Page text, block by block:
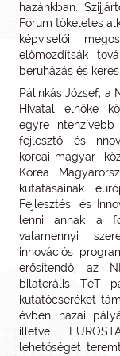
hazánkban.
Fórum tökéletes
képviselői
előmozdítsák
beruházás és
Pálinkás József, a
Hivatal elnöke
egyre
fejlesztői és
koreai-magyar
Korea
kutatásainak
Fejlesztési és
lenni annak a
valamennyi
innovációs
erősítendő, az
bilaterális TéT
kutatócseréket
évben hazai
illetve
lehetőséget